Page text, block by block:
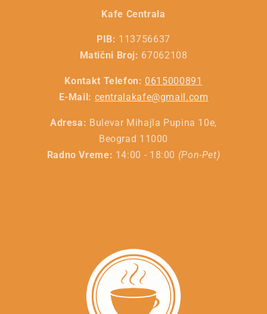
Kafe Centrala
PIB: 113756637
Matični Broj: 67062108
Kontakt Telefon: 0615000891
E-Mail: centralakafe@gmail.com
Adresa: Bulevar Mihajla Pupina 10e,
Beograd 11000
Radno Vreme: 14:00 - 18:00 (Pon-Pet)